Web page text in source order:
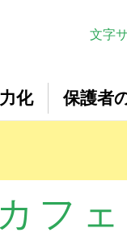
文字
化 保護者
フェ